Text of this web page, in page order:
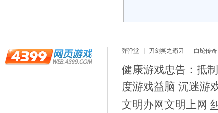
弹弹堂 刀剑笑之霸刀
白蛇传奇
健康游戏忠告：抵
度游戏益脑 沉迷游
文明办网文明上网